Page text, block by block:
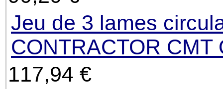
Jeu de 3 lames
CONTRACTOR CMT
117,94 €